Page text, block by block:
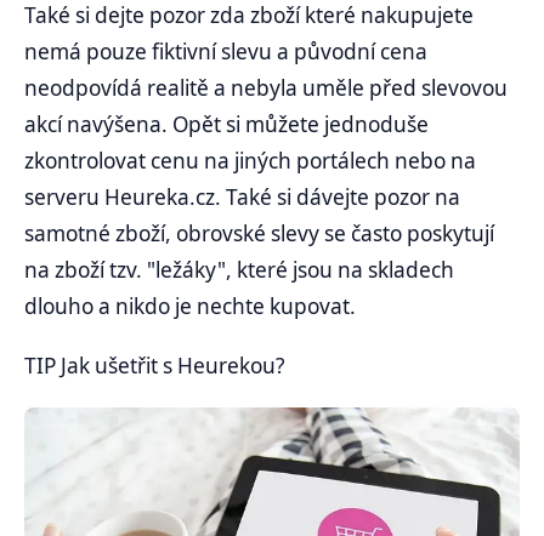
Také si dejte pozor zda zboží které nakupujete
nemá pouze fiktivní slevu a původní cena
neodpovídá realitě a nebyla uměle před slevovou
akcí navýšena. Opět si můžete jednoduše
zkontrolovat cenu na jiných portálech nebo na
serveru Heureka.cz. Také si dávejte pozor na
samotné zboží, obrovské slevy se často poskytují
na zboží tzv. "ležáky", které jsou na skladech
dlouho a nikdo je nechte kupovat.
TIP Jak ušetřit s Heurekou?